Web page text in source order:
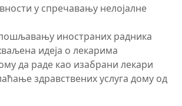
у спречавању нелојалне
иностраних радника
идеја о лекарима
да раде као изабрани лекари
здравствених услуга дому од